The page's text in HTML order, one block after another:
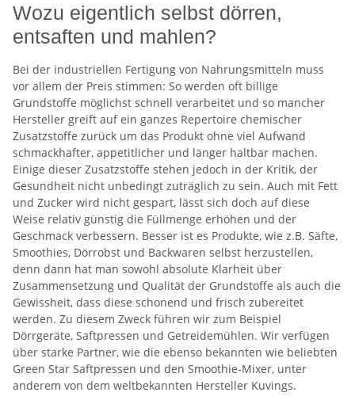
Wozu eigentlich selbst dörren,
entsaften und mahlen?
Bei der industriellen Fertigung von Nahrungsmitteln muss
vor allem der Preis stimmen: So werden oft billige
Grundstoffe möglichst schnell verarbeitet und so mancher
Hersteller greift auf ein ganzes Repertoire chemischer
Zusatzstoffe zurück um das Produkt ohne viel Aufwand
schmackhafter, appetitlicher und länger haltbar machen.
Einige dieser Zusatzstoffe stehen jedoch in der Kritik, der
Gesundheit nicht unbedingt zuträglich zu sein. Auch mit Fett
und Zucker wird nicht gespart, lässt sich doch auf diese
Weise relativ günstig die Füllmenge erhöhen und der
Geschmack verbessern. Besser ist es Produkte, wie z.B. Säfte,
Smoothies, Dörrobst und Backwaren selbst herzustellen,
denn dann hat man sowohl absolute Klarheit über
Zusammensetzung und Qualität der Grundstoffe als auch die
Gewissheit, dass diese schonend und frisch zubereitet
werden. Zu diesem Zweck führen wir zum Beispiel
Dörrgeräte, Saftpressen und Getreidemühlen. Wir verfügen
über starke Partner, wie die ebenso bekannten wie beliebten
Green Star Saftpressen und den Smoothie-Mixer, unter
anderem von dem weltbekannten Hersteller Kuvings.